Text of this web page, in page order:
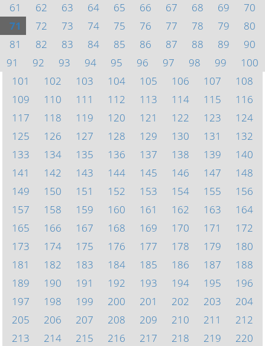
61
62 63 64 65 66 67 68 69
70
71
72 73 74 75 76 77 78 79
80
81
82 83 84 85 86 87 88 89
90
91
92 93 94 95 96 97 98 99
100
101
102 103 104 105 106 107
108
109
110 111 112 113 114 115
116
117
118 119 120 121 122 123
124
125
126 127 128 129 130 131
132
133
134 135 136 137 138 139
140
141
142 143 144 145 146 147
148
149
150 151 152 153 154 155
156
157
158 159 160 161 162 163
164
165
166 167 168 169 170 171
172
173
174 175 176 177 178 179
180
181
182 183 184 185 186 187
188
189
190 191 192 193 194 195
196
197
198 199 200 201 202 203
204
205
206 207 208 209 210 211
212
213
214 215 216 217 218 219
220